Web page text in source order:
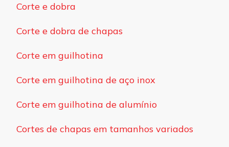
Corte e dobra
Corte e dobra de chapas
Corte em guilhotina
Corte em guilhotina de aço inox
Corte em guilhotina de alumínio
Cortes de chapas em tamanhos variados